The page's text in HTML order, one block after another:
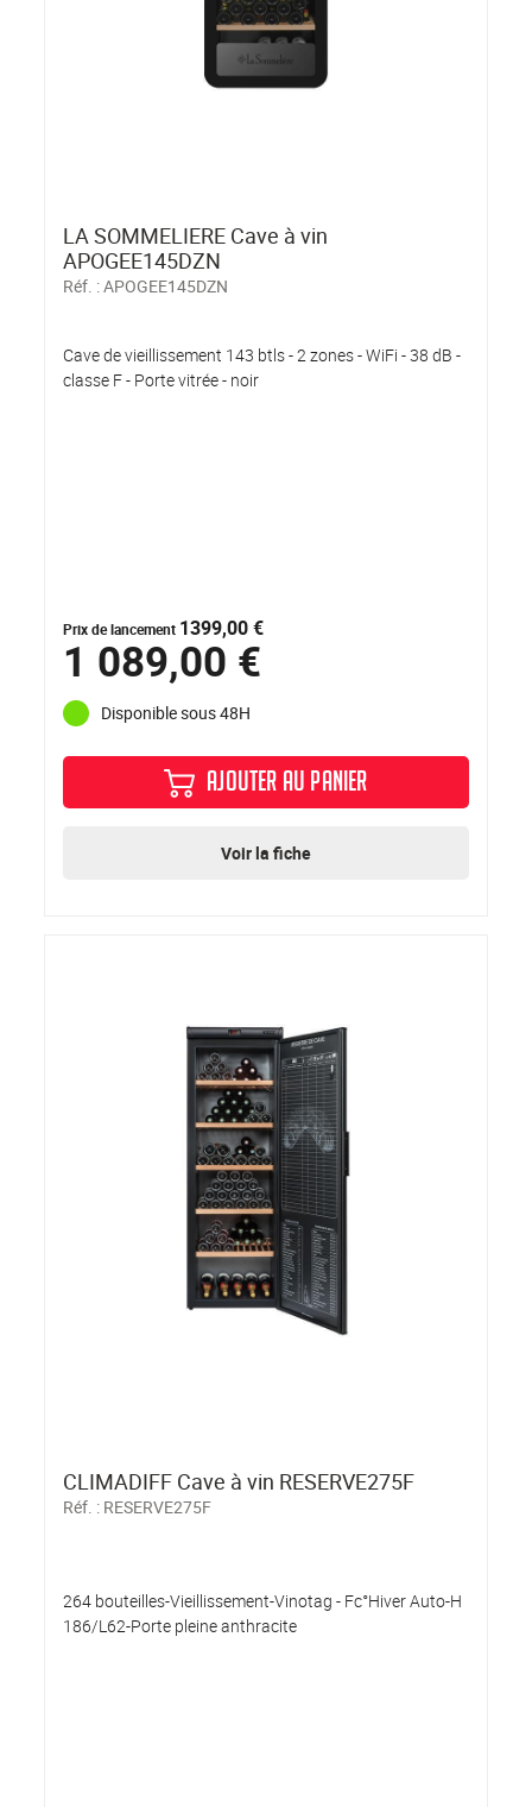
LA SOMMELIERE Cave à vin
APOGEE145DZN
Réf. :APOGEE145DZN
Cave de vieillissement 143 btls - 2 zones - WiFi - 38 dB -
classe F - Porte vitrée - noir
Prix de lancement 1399,00 €
1 089,00 €
Disponible sous 48H
AJOUTER AU PANIER
Voir la fiche
CLIMADIFF Cave à vin RESERVE275F
Réf. : RESERVE275F
264 bouteilles-Vieillissement-Vinotag - Fc°Hiver Auto-H
186/L62-Porte pleine anthracite